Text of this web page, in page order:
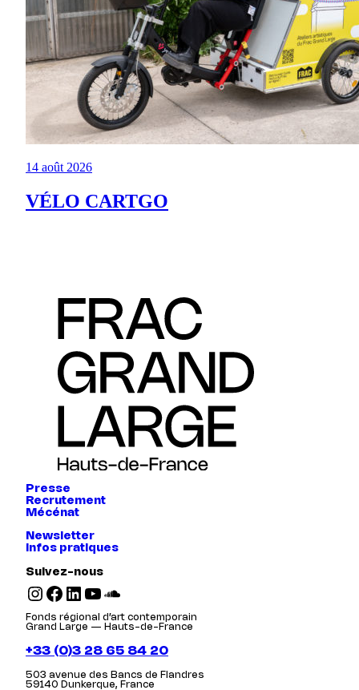
14 août 2026
VÉLO CARTGO
Presse
Recrutement
Mécénat
Newsletter
Infos pratiques
Suivez-nous
Instagram Facebook LinkedIn YouTube SoundCloud
Fonds régional d’art contemporain
Grand Large — Hauts-de-France
+33 (0)3 28 65 84 20
503 avenue des Bancs de Flandres
59140 Dunkerque, France